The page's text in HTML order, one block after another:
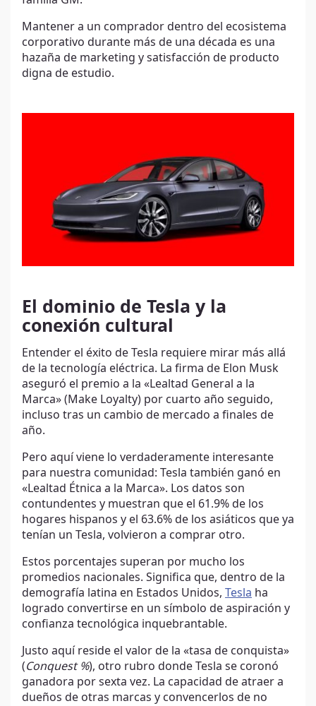
Mantener a un comprador dentro del ecosistema
corporativo durante más de una década es una
hazaña de marketing y satisfacción de producto
digna de estudio.
El dominio de Tesla y la
conexión cultural
Entender el éxito de Tesla requiere mirar más allá
de la tecnología eléctrica. La firma de Elon Musk
aseguró el premio a la «Lealtad General a la
Marca» (Make Loyalty) por cuarto año seguido,
incluso tras un cambio de mercado a finales de
año.
Pero aquí viene lo verdaderamente interesante
para nuestra comunidad: Tesla también ganó en
«Lealtad Étnica a la Marca». Los datos son
contundentes y muestran que el 61.9% de los
hogares hispanos y el 63.6% de los asiáticos que ya
tenían un Tesla, volvieron a comprar otro.
Estos porcentajes superan por mucho los
promedios nacionales. Significa que, dentro de la
demografía latina en Estados Unidos, Tesla ha
logrado convertirse en un símbolo de aspiración y
confianza tecnológica inquebrantable.
Justo aquí reside el valor de la «tasa de conquista»
(Conquest %), otro rubro donde Tesla se coronó
ganadora por sexta vez. La capacidad de atraer a
dueños de otras marcas y convencerlos de no